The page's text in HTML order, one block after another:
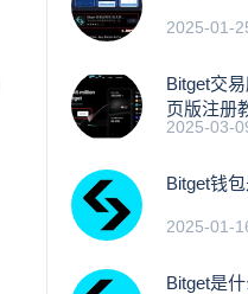
2025-01-
Bitget交
页版注册
2025-03-
Bitget钱包
2025-01-
Bitget是